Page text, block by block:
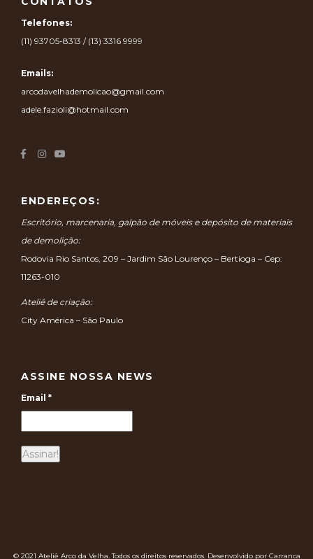
Telefones:
(11) 93705-8313 / (13) 3316 9999
Emails:
arcodavelhademolicao@gmail.com
adele.fazioli@hotmail.com
ENDEREÇOS:
Escritório, marcenaria, galpão de móveis e depósito de materiais
de demolição:
Rodovia Rio Santos, 209 – Jardim São Lourenço – Bertioga – Cep:
11263-010
Ateliê de criação:
City América – São Paulo
ASSINE NOSSA NEWS
Email *
© 2021 Ateliê Arco da Velha. Todos os direitos reservados. Desenvolvido por Carranca